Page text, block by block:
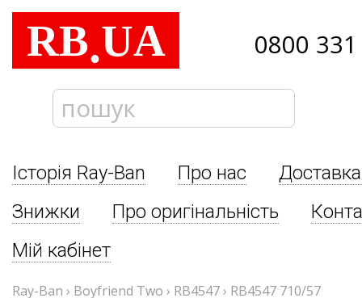
RB.UA 0800
Історія Ray-Ban Про нас
Знижки
Про оригінальність
Мій кабінет
Ray-Ban › Boyfriend Two › RB4547› RB4547 710/57